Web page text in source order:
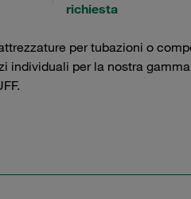
richiesta
per tubazioni o
individuali per la nostra